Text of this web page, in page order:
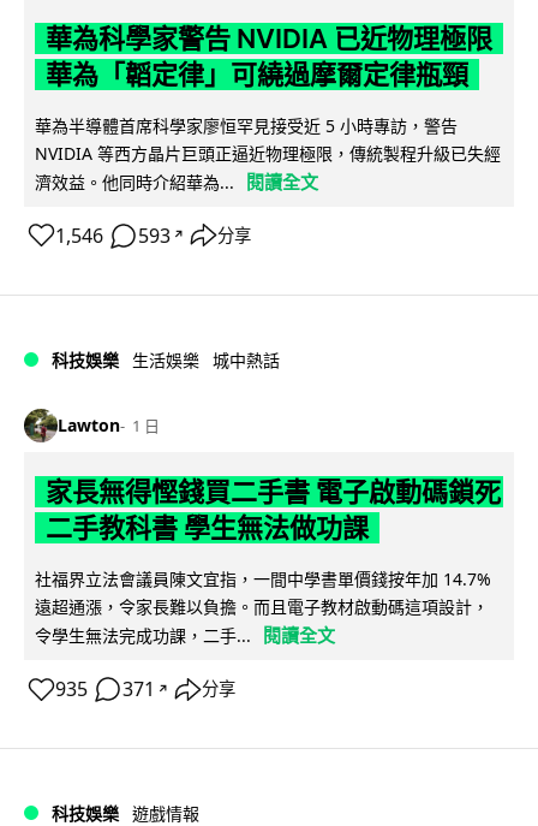
華為科學家警告 NVIDIA 已近物理極限
華為「韜定律」可繞過摩爾定律瓶頸
華為半導體首席科學家廖恒罕見接受近 5 小時專訪，警告
NVIDIA 等西方晶片巨頭正逼近物理極限，傳統製程升級已失經
濟效益。他同時介紹華為...
閱讀全文
1,546 593 ↗ 分享
科技娛樂 生活娛樂 城中熱話
Lawton 1 日
家長無得慳錢買二手書 電子啟動碼鎖死
二手教科書 學生無法做功課
社福界立法會議員陳文宜指，一間中學書單價錢按年加 14.7%
遠超通漲，令家長難以負擔。而且電子教材啟動碼這項設計，
令學生無法完成功課，二手...
閱讀全文
935 371 ↗ 分享
科技娛樂 遊戲情報